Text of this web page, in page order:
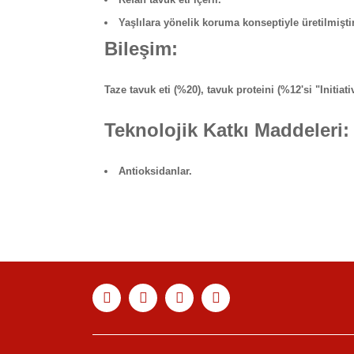
Yaşlılara yönelik koruma konseptiyle
Bileşim:
Taze tavuk eti (%20), tavuk proteini (%12'si
Teknolojik Katkı Maddeleri:
Antioksidanlar.
Ürün açıklamasında eksik bilgiler bulunuyor.